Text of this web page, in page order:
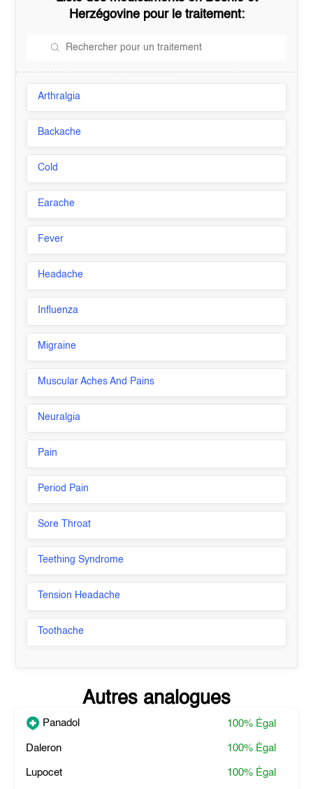
Herzégovinepour le traitement:
Arthralgia
Backache
Cold
Earache
Fever
Headache
Influenza
Migraine
Muscular Aches And Pains
Neuralgia
Pain
Period Pain
Sore Throat
Teething Syndrome
Tension Headache
Toothache
Autres analogues
Panadol 100% Égal
Daleron 100% Égal
Lupocet 100% Égal